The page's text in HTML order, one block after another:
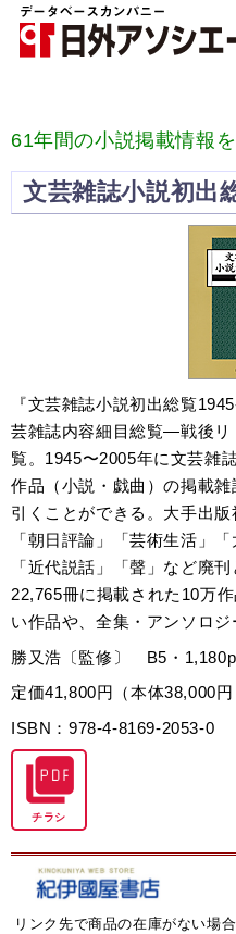
61年間の小説掲載情報
文芸雑誌小説初
『文芸雑誌小説初出総覧
芸雑誌内容細目総覧—戦後リ
覧。1945〜2005年に文芸雑
作品（小説・戯曲）の掲載
引くことができる。大手出版
「朝日評論」「芸術生活」
「近代説話」「聲」など廃
22,765冊に掲載された10万
い作品や、全集・アンソロジ
勝又浩〔監修〕 B5・
定価41,800円（本体38,000円
ISBN：978-4-8169-2053-0
チラシ
リンク先で商品の在庫がない場合